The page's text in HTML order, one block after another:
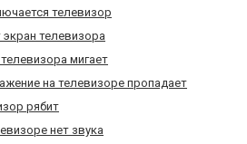
телевизор
экран телевизора
мигает
на телевизоре пропадает
рябит
нет звука